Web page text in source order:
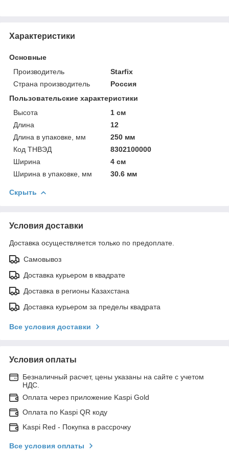
Характеристики
Основные
Производитель
Starfix
Страна производитель
Россия
Пользовательские характеристики
Высота
1 см
Длина
12
Длина в упаковке, мм
250 мм
Код ТНВЭД
8302100000
Ширина
4 см
Ширина в упаковке, мм
30.6 мм
Скрыть
Условия доставки
Доставка осуществляется только по предоплате.
Самовывоз
Доставка курьером в квадрате
Доставка в регионы Казахстана
Доставка курьером за пределы квадрата
Все условия доставки
Условия оплаты
Безналичный расчет, цены указаны на сайте с учетом
НДС.
Оплата через приложение Kaspi Gold
Оплата по Kaspi QR коду
Kaspi Red - Покупка в рассрочку
Все условия оплаты